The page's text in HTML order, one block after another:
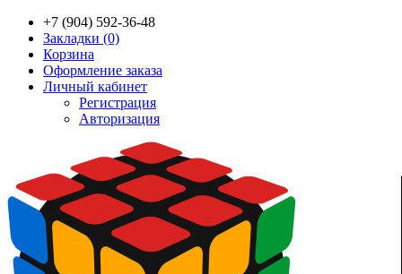
+7 (904) 592-36-48
Закладки (0)
Корзина
Оформление заказа
Личный кабинет
Регистрация
Авторизация